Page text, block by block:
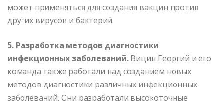
может применяться для создания вакцин против
других вирусов и бактерий.
5. Разработка методов диагностики
инфекционных заболеваний. Вицин Георгий и его
команда также работали над созданием новых
методов диагностики различных инфекционных
заболеваний. Они разработали высокоточные